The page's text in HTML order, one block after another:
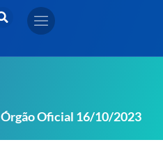
Órgão Oficial 16/10/2023